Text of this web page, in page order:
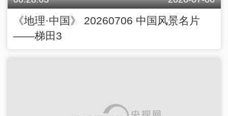
《地理·中国》 20260706 中国风景名片
——梯田3